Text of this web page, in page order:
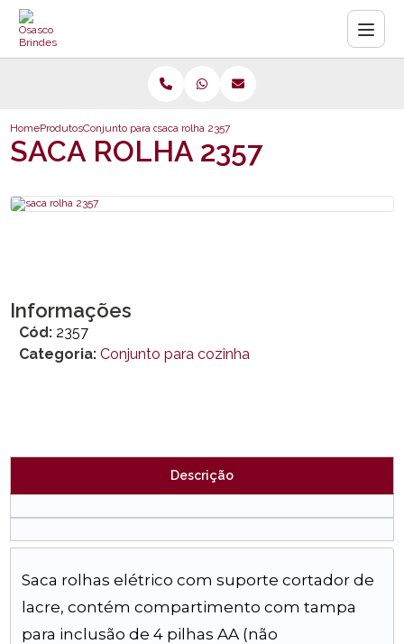
HomeProdutosConjunto para cozinhasaca rolha 2357
SACA ROLHA 2357
Informações
Cód: 2357
Categoria: Conjunto para cozinha
Descrição
Saca rolhas elétrico com suporte cortador de
lacre, contém compartimento com tampa
para inclusão de 4 pilhas AA (não